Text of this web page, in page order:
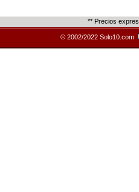
** Precios
© 2002/2022 Solo10.com